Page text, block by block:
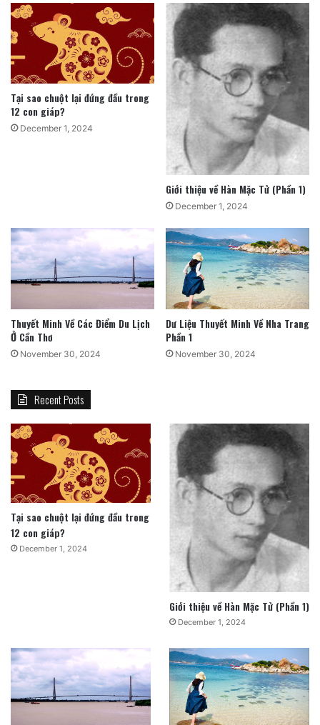
Tại sao chuột lại đứng đầu trong
12 con giáp?
December 1, 2024
Giới thiệu về Hàn Mặc Tử (Phần 1)
December 1, 2024
Thuyết Minh Về Các Điểm Du Lịch
Ở Cần Thơ
November 30, 2024
Dư Liệu Thuyết Minh Về Nha Trang
Phần 1
November 30, 2024
Recent Posts
Tại sao chuột lại đứng đầu trong
12 con giáp?
December 1, 2024
Giới thiệu về Hàn Mặc Tử (Phần 1)
December 1, 2024